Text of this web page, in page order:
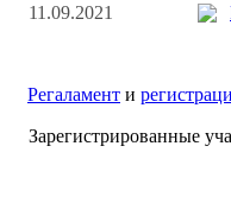
11.09.2021
Регаламент и
Зарегистрированные